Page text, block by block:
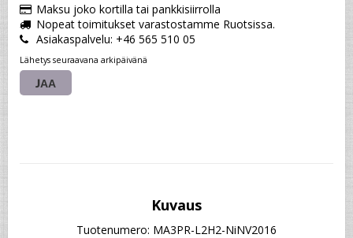
Maksu joko kortilla tai pankkisiirrolla
Nopeat toimitukset varastostamme Ruotsissa.
Asiakaspalvelu: +46 565 510 05
Lähetys seuraavana arkipäivänä
JAA
Kuvaus
Tuotenumero: MA3PR-L2H2-NiNV2016